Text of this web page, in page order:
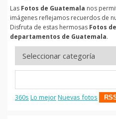
Las Fotos de Guatemala nos
imágenes reflejamos recuerdos de
Disfruta de estas hermosas Fotos
departamentos de Guatemala.
360s Lo mejorNuevas fotos